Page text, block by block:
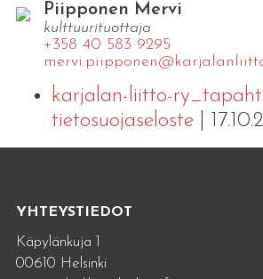
Piipponen Mervi
kulttuurituottaja
+358 40 583 9295
karjalan-liitto-
tietosuojaseloste|
YHTEYSTIEDOT
Käpylänkuja 1
00610 Helsinki